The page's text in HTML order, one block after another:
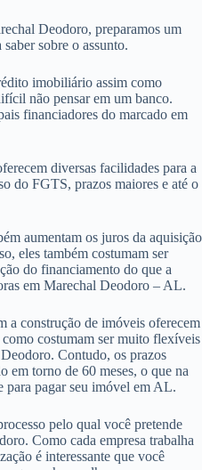
Deodoro, preparamos um
sobre o assunto.
imobiliário assim como
não pensar em um banco.
financiadores do marcado em
diversas facilidades para a
do FGTS, prazos maiores e até o
aumentam os juros da aquisição
eles também costumam ser
do financiamento do que a
em Marechal Deodoro – AL.
a construção de imóveis oferecem
costumam ser muito flexíveis
Contudo, os prazos
em torno de 60 meses, o que na
para pagar seu imóvel em AL.
pelo qual você pretende
Como cada empresa trabalha
é interessante que você